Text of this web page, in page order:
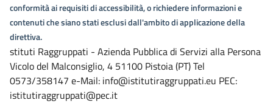
conformità ai requisiti di accessibilità, o richiedere informazioni e
contenuti che siano stati esclusi dall'ambito di applicazione della
direttiva.
stituti Raggruppati - Azienda Pubblica di Servizi alla Persona
Vicolo del Malconsiglio, 4 51100 Pistoia (PT) Tel
0573/358147 e-Mail: info@istitutiraggruppati.eu PEC:
istitutiraggruppati@pec.it